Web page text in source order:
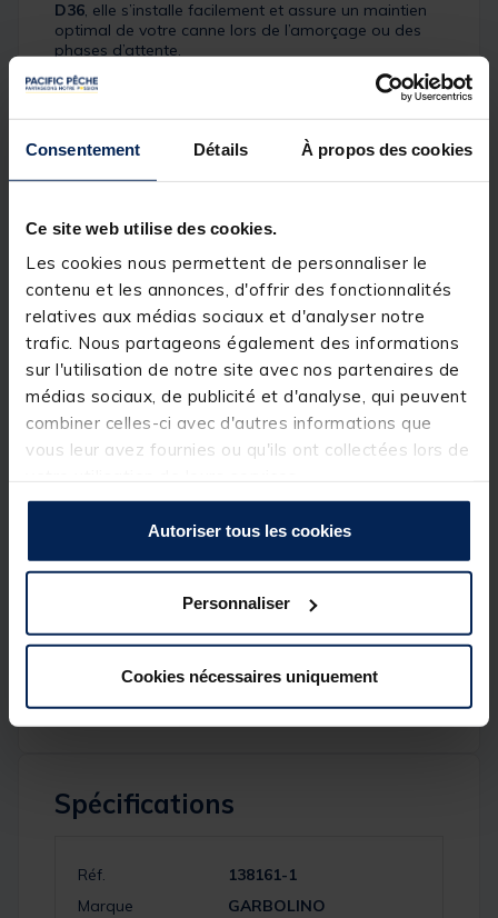
Consentement Détails À propos des cookies
Ce site web utilise des cookies.
Les cookies nous permettent de personnaliser le
contenu et les annonces, d'offrir des fonctionnalités
relatives aux médias sociaux et d'analyser notre
trafic. Nous partageons également des informations
sur l'utilisation de notre site avec nos partenaires de
médias sociaux, de publicité et d'analyse, qui peuvent
combiner celles-ci avec d'autres informations que
vous leur avez fournies ou qu'ils ont collectées lors de
Autoriser tous les cookies
Personnaliser
Cookies nécessaires uniquement
D36, elle s’installe facilement et assure un maintien
optimal de votre canne lors de l’amorçage ou des
phases d’attente.
Ingénieuse, elle est
avec deux surfaces
Une face lisse, idéale pour les pêches à
parfaitement la canne et d’éviter les
Équipée de
2 grands bras latéraux
, elle offre un
accès direct et dégagé à la bourriche pour déposer
vos prises rapidement et sans gêne. De plus,deux
emplacements intégrés sur l’armaturepermettent
de placer
jusqu’à deux bourriches
supplémentaires, un atout précieux en carpodrome
pour la gestion du poisson en concours.
(Support bourriche mâle droit non fourni)
Unproduit abouti, robuste et pensé dans les
performance au bord de l’eau.
1 fasse lisse
compatible avec les stations D25 / D36
Spécifications
Réf.
138161-1
Marque
GARBOLINO